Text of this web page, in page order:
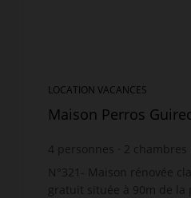
LOCATION VACANCES
Maison Perros Guirec
4 personnes 2 chambres
wi-fi
N°321- Maison rénovée
gratuit située à 90m de la